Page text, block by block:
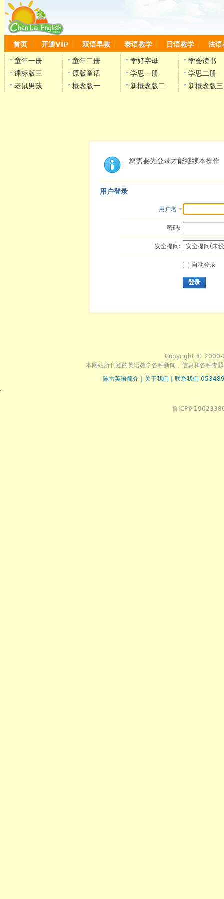
首页 开通VIP 双语早教 泰语教学 日语教学 法语
童年一册 童年二册 学好字母
学会读书
课标版三
原版童话 学思一册
学思二册
老鼠男孩
概念版一 新概念版二 新概念版三
您需要先登录才能继续本操作
用户登录
用户名
密码:
安全提问:
自动登录
登录
Copyright © 2000-
本网站所刊登的英语教学各种新闻﹑信息和各种专
陈雷英语简介
关于我们
联系我们
.
鲁ICP备